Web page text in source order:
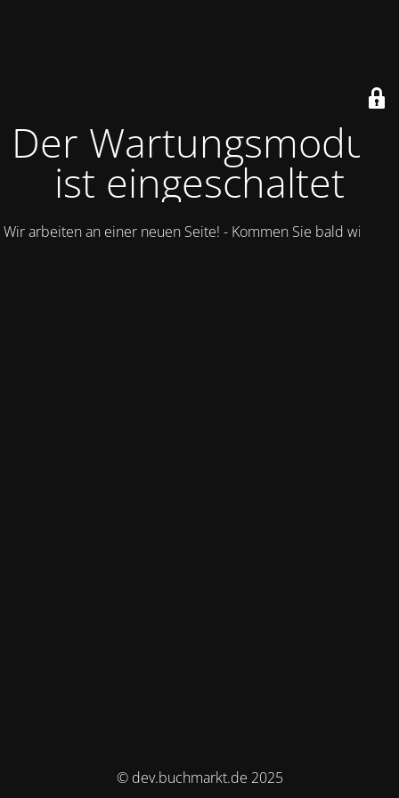
Der Wartungsmodus
ist eingeschaltet
Wir arbeiten an einer neuen Seite! - Kommen Sie bald wieder.
© dev.buchmarkt.de 2025